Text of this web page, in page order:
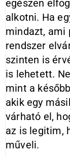
egészen
alkotni. Ha
mindazt, ami
rendszer
szinten is
is lehetett.
mint a
akik egy
várható el,
az is legitim,
műveli.